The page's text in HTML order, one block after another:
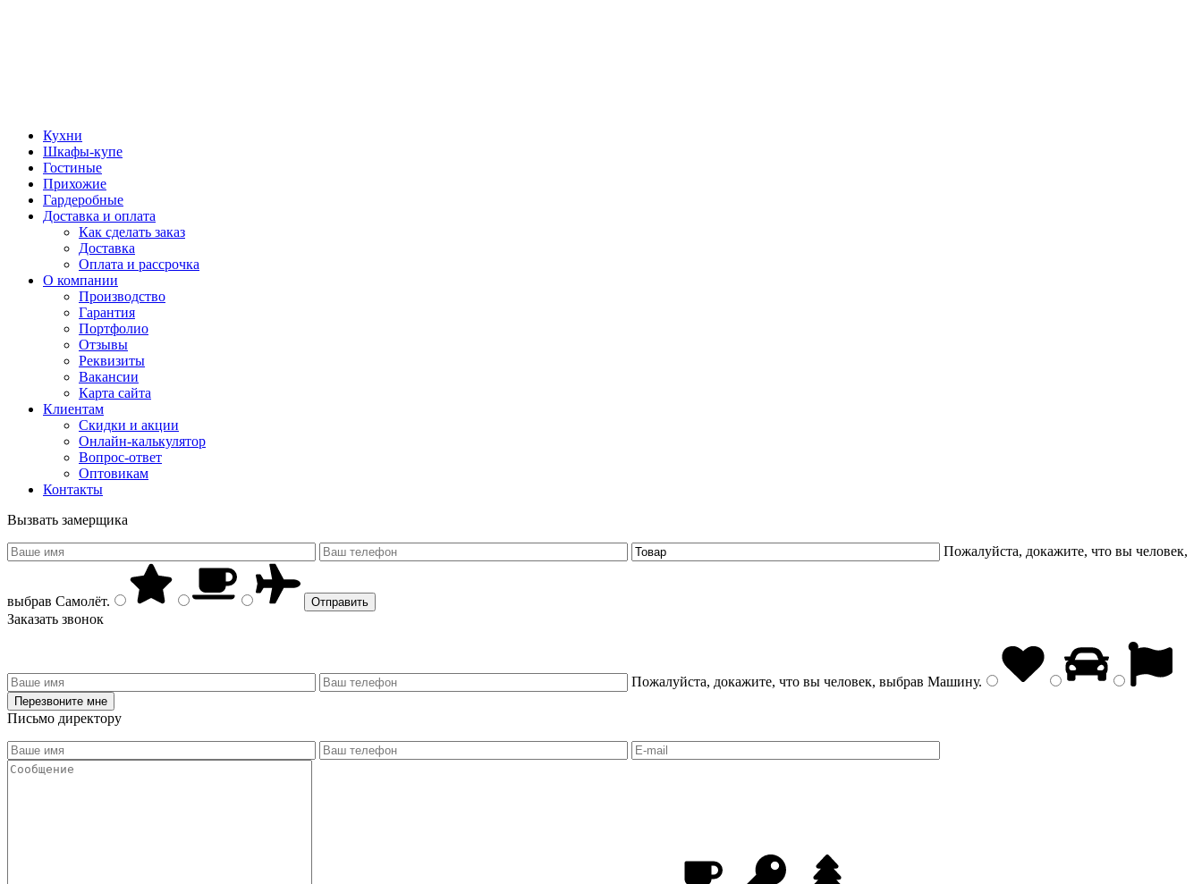
Кухни
Шкафы-купе
Гостиные
Прихожие
Гардеробные
Доставка и оплата
Как сделать заказ
Доставка
Оплата и рассрочка
О компании
Производство
Гарантия
Портфолио
Отзывы
Реквизиты
Вакансии
Карта сайта
Клиентам
Скидки и акции
Онлайн-калькулятор
Вопрос-ответ
Оптовикам
Контакты
Вызвать замерщика
Пожалуйста, докажите, что вы человек,
выбрав Самолёт.
Заказать звонок
Пожалуйста, докажите, что вы человек, выбрав Машину.
Письмо директору